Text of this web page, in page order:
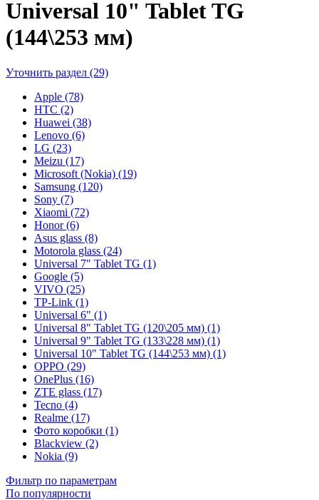
Universal 10" Tablet TG
(144\253 мм)
Уточнить раздел (29)
Apple (78)
HTC (2)
Huawei (38)
Lenovo (6)
LG (23)
Meizu (17)
Microsoft (Nokia) (19)
Samsung (120)
Sony (7)
Xiaomi (72)
Honor (6)
Asus glass (8)
Motorola glass (24)
Universal 7" Tablet TG (1)
Google (5)
VIVO (25)
TP-Link (1)
Universal 6" (1)
Universal 8" Tablet TG (120\205 мм) (1)
Universal 9" Tablet TG (133\228 мм) (1)
Universal 10" Tablet TG (144\253 мм) (1)
OPPO (29)
OnePlus (16)
ZTE glass (17)
Tecno (4)
Realme (17)
Фото коробки (1)
Blackview (2)
Nokia (9)
Фильтр по параметрам
По популярности